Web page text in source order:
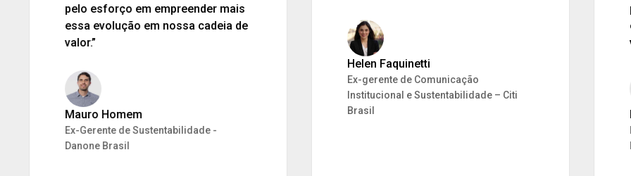
Ex-gerente de Comunicação
Institucional e Sustentabilidade – Citi
Brasil
essa evolução em nossa cadeia de
valor.”
Mauro Homem